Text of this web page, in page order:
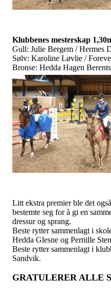
Klubbenes mesterskap
Gull: Julie Bergem / Hermes
Sølv: Karoline Løvlie /
Bronse: Hedda Hagen
Litt ekstra premier ble det
bestemte seg for å gi en
dressur og sprang.
Beste rytter sammenlagt i
Hedda Glesne og Pernille
Beste rytter sammenlagt i
Sandvik.
GRATULERER ALLE